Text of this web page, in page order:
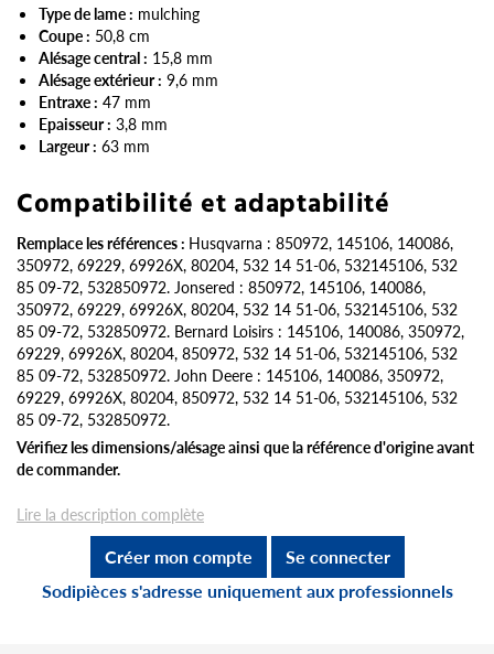
Type de lame : mulching
Coupe : 50,8 cm
Alésage central : 15,8 mm
Alésage extérieur : 9,6 mm
Entraxe : 47 mm
Epaisseur : 3,8 mm
Largeur : 63 mm
Compatibilité et adaptabilité
Remplace les références : Husqvarna : 850972, 145106, 140086,
350972, 69229, 69926X, 80204, 532 14 51-06, 532145106, 532
85 09-72, 532850972. Jonsered : 850972, 145106, 140086,
350972, 69229, 69926X, 80204, 532 14 51-06, 532145106, 532
85 09-72, 532850972. Bernard Loisirs : 145106, 140086, 350972,
69229, 69926X, 80204, 850972, 532 14 51-06, 532145106, 532
85 09-72, 532850972. John Deere : 145106, 140086, 350972,
69229, 69926X, 80204, 850972, 532 14 51-06, 532145106, 532
85 09-72, 532850972.
Vérifiez les dimensions/alésage ainsi que la référence d'origine avant
de commander.
Lire la description complète
Créer mon compte
Se connecter
Sodipièces s'adresse uniquement aux professionnels